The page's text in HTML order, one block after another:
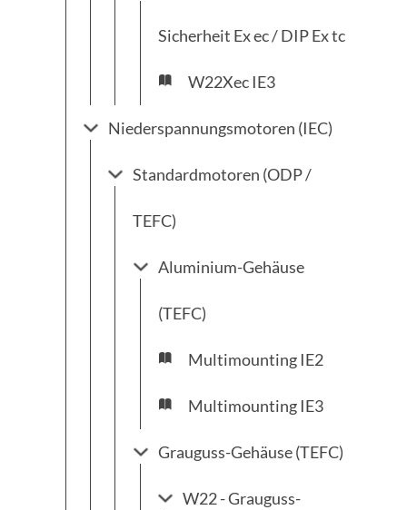
Sicherheit Ex ec / DIP Ex tc
W22Xec IE3
Niederspannungsmotoren (IEC)
Standardmotoren (ODP /
TEFC)
Aluminium-Gehäuse
(TEFC)
Multimounting IE2
Multimounting IE3
Grauguss-Gehäuse (TEFC)
W22 - Grauguss-